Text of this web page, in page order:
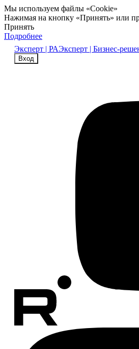
Мы используем файлы «Cookie»
Нажимая на кнопку «Принять» или
Принять
Подробнее
Эксперт | РАЭксперт | Бизнес-
Вход